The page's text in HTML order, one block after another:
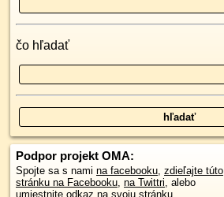
čo hľadať
Podpor projekt OMA:
Spojte sa s nami na facebooku, zdieľajte túto
stránku na Facebooku, na Twittri, alebo
umiestnite odkaz na svoju stránku.